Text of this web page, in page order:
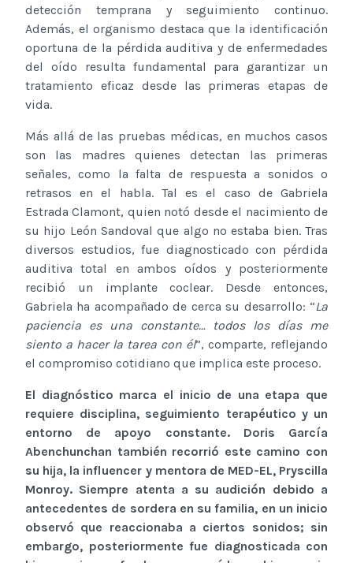
detección temprana y seguimiento continuo.
Además, el organismo destaca que la identificación
oportuna de la pérdida auditiva y de enfermedades
del oído resulta fundamental para garantizar un
tratamiento eficaz desde las primeras etapas de
vida.
Más allá de las pruebas médicas, en muchos casos
son las madres quienes detectan las primeras
señales, como la falta de respuesta a sonidos o
retrasos en el habla. Tal es el caso de Gabriela
Estrada Clamont, quien notó desde el nacimiento de
su hijo León Sandoval que algo no estaba bien. Tras
diversos estudios, fue diagnosticado con pérdida
auditiva total en ambos oídos y posteriormente
recibió un implante coclear. Desde entonces,
Gabriela ha acompañado de cerca su desarrollo: “La
paciencia es una constante… todos los días me
siento a hacer la tarea con él”, comparte, reflejando
el compromiso cotidiano que implica este proceso.
El diagnóstico marca el inicio de una etapa que
requiere disciplina, seguimiento terapéutico y un
entorno de apoyo constante. Doris García
Abenchunchan también recorrió este camino con
su hija, la influencer y mentora de MED-EL, Pryscilla
Monroy. Siempre atenta a su audición debido a
antecedentes de sordera en su familia, en un inicio
observó que reaccionaba a ciertos sonidos; sin
embargo, posteriormente fue diagnosticada con